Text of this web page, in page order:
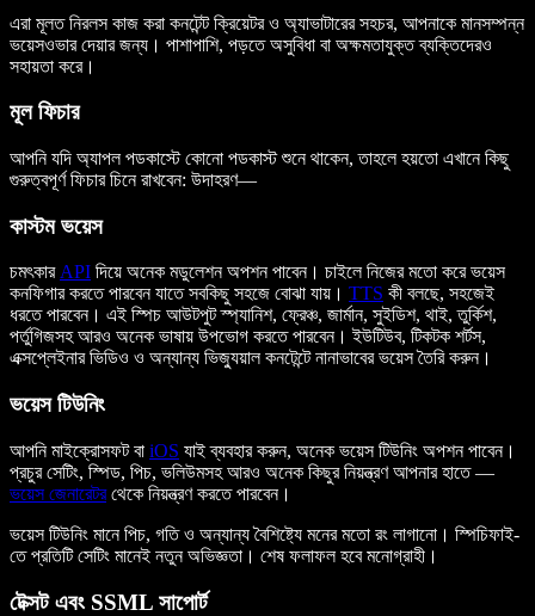
এরা মূলত নিরলস কাজ করা কনটেন্ট ক্রিয়েটর ও অ্যাভাটারের সহচর, আপনাকে মানসম্পন্ন
ভয়েসওভার দেয়ার জন্য। পাশাপাশি, পড়তে অসুবিধা বা অক্ষমতাযুক্ত ব্যক্তিদেরও
সহায়তা করে।
মূল ফিচার
আপনি যদি অ্যাপল পডকাস্টে কোনো পডকাস্ট শুনে থাকেন, তাহলে হয়তো এখানে কিছু
গুরুত্বপূর্ণ ফিচার চিনে রাখবেন: উদাহরণ—
কাস্টম ভয়েস
চমৎকারAPI দিয়ে অনেক মডুলেশন অপশন পাবেন। চাইলে নিজের মতো করে ভয়েস
কনফিগার করতে পারবেন যাতে সবকিছু সহজে বোঝা যায়। TTS কী বলছে, সহজেই
ধরতে পারবেন। এই স্পিচ আউটপুট স্প্যানিশ, ফ্রেঞ্চ, জার্মান, সুইডিশ, থাই, তুর্কিশ,
পর্তুগিজসহ আরও অনেক ভাষায় উপভোগ করতে পারবেন। ইউটিউব, টিকটক শর্টস,
এক্সপ্লেইনার ভিডিও ও অন্যান্য ভিজ্যুয়াল কনটেন্টে নানাভাবের ভয়েস তৈরি করুন।
ভয়েস টিউনিং
আপনি মাইক্রোসফট বা iOS যাই ব্যবহার করুন, অনেক ভয়েস টিউনিং অপশন পাবেন।
প্রচুর সেটিং, স্পিড, পিচ, ভলিউমসহ আরও অনেক কিছুর নিয়ন্ত্রণ আপনার হাতে —
ভয়েস জেনারেটরথেকে নিয়ন্ত্রণ করতে পারবেন।
ভয়েস টিউনিং মানে পিচ, গতি ও অন্যান্য বৈশিষ্ট্যে মনের মতো রং লাগানো। স্পিচিফাই-
তে প্রতিটি সেটিং মানেই নতুন অভিজ্ঞতা। শেষ ফলাফল হবে মনোগ্রাহী।
টেক্সট এবং SSML সাপোর্ট